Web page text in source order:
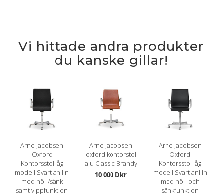
Vi hittade andra produkter
du kanske gillar!
Arne Jacobsen
Oxford
Kontorsstol låg
modell Svart anilin
med höj-/sänk
samt vippfunktion
Arne Jacobsen
oxford kontorstol
alu Classic Brandy
10 000 Dkr
Arne Jacobsen
Oxford
Kontorsstol låg
modell Svart anilin
med höj- och
sänkfunktion